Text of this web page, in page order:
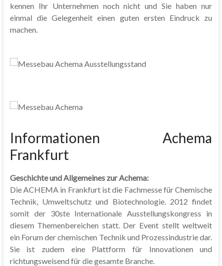
kennen Ihr Unternehmen noch nicht und Sie haben nur
einmal die Gelegenheit einen guten ersten Eindruck zu
machen.
Informationen Achema
Frankfurt
Geschichte und Allgemeines zur Achema:
Die ACHEMA in Frankfurt ist die Fachmesse für Chemische
Technik, Umweltschutz und Biotechnologie. 2012 findet
somit der 30ste Internationale Ausstellungskongress in
diesem Themenbereichen statt. Der Event stellt weltweit
ein Forum der chemischen Technik und Prozessindustrie dar.
Sie ist zudem eine Plattform für Innovationen und
richtungsweisend für die gesamte Branche.